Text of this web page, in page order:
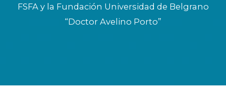
FSFA y la Fundación Universidad de Belgrano
“Doctor Avelino Porto”